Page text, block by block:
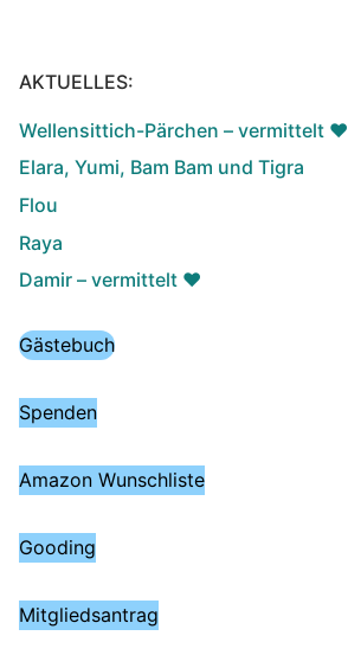
AKTUELLES:
Wellensittich-Pärchen – vermittelt ♥️
Elara, Yumi, Bam Bam und Tigra
Flou
Raya
Damir – vermittelt ♥️
Gästebuch
Spenden
Amazon Wunschliste
Gooding
Mitgliedsantrag